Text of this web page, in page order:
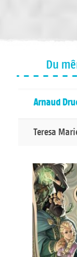
Du
Arnaud
Teresa